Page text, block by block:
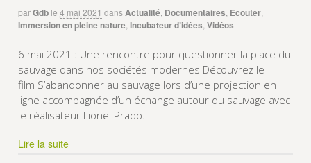
parGdb le 4 mai 2021 dansActualité, Documentaires Ecouter,
Immersion en pleine nature, Incubateur d’idées Vidéos
6 mai 2021 : Une rencontre pour questionner la place du
sauvage dans nos sociétés modernes Découvrez le
film S’abandonner au sauvage lors d’une projection en
ligne accompagnée d’un échange autour du sauvage avec
le réalisateur Lionel Prado.
Lire la suite